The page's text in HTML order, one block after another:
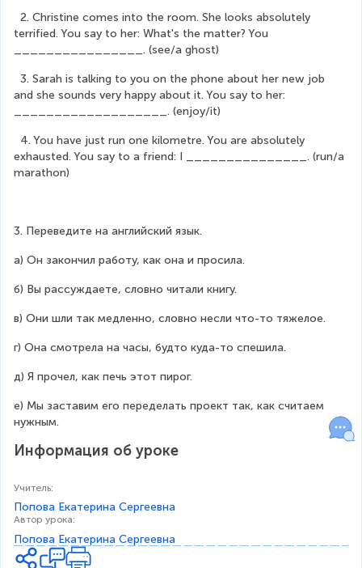
2. Christine comes into the room. She looks absolutely
terrified. You say to her: What's the matter? You
________________. (see/a ghost)
3. Sarah is talking to you on the phone about her new job
and she sounds very happy about it. You say to her:
___________________. (enjoy/it)
4. You have just run one kilometre. You are absolutely
exhausted. You say to a friend: I _______________. (run/a
marathon)
3. Переведите на английский язык.
а) Он закончил работу, как она и просила.
б) Вы рассуждаете, словно читали книгу.
в) Они шли так медленно, словно несли что-то тяжелое.
г) Она смотрела на часы, будто куда-то спешила.
д) Я прочел, как печь этот пирог.
е) Мы заставим его переделать проект так, как считаем
нужным.
Информация об уроке
Учитель:
Попова Екатерина Сергеевна
Автор урока:
Попова Екатерина Сергеевна